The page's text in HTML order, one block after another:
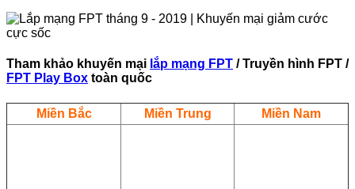
Tham khảo khuyến mại lắp mạng FPT / Truyền hình FPT /
FPT Play Box toàn quốc
Miền Bắc Miền Trung Miền Nam